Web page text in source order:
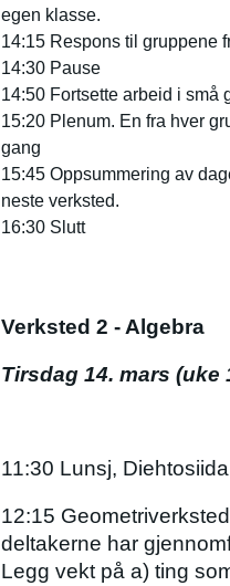
egen klasse.
14:15 Respons til gruppene
14:30 Pause
14:50 Fortsette arbeid i små
15:20 Plenum. En fra hver
gang
15:45 Oppsummering av
neste verksted.
16:30 Slutt
Verksted 2 - Algebra
Tirsdag 14. mars (uke
11:30 Lunsj,
12:15
deltakerne har
Legg vekt på a) ting